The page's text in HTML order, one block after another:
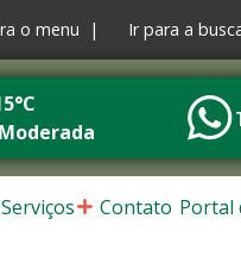
o menu | Ir para a
Serviços Contato Portal